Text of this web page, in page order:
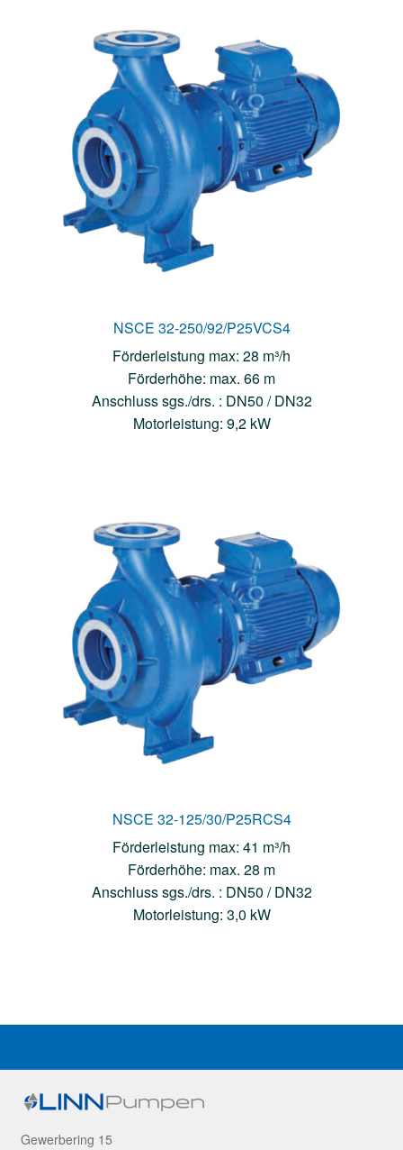
NSCE 32-250/92/P25VCS4
Förderleistung max: 28 m³/h
Förderhöhe: max. 66 m
Anschluss sgs./drs. : DN50 / DN32
Motorleistung: 9,2 kW
NSCE 32-125/30/P25RCS4
Förderleistung max: 41 m³/h
Förderhöhe: max. 28 m
Anschluss sgs./drs. : DN50 / DN32
Motorleistung: 3,0 kW
Gewerbering 15